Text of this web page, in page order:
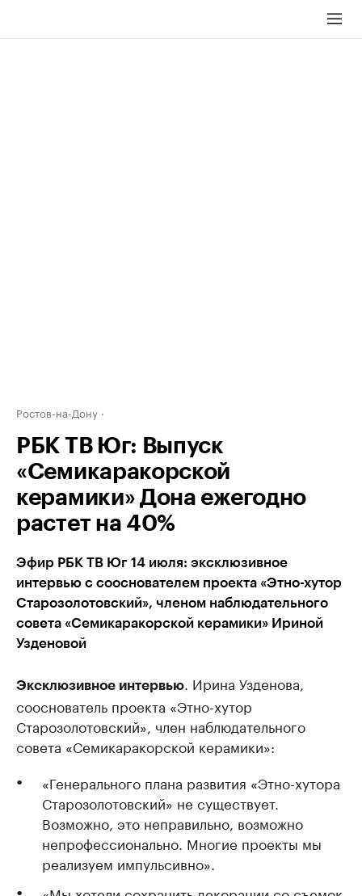
Ростов-на-Дону
РБК ТВ Юг: Выпуск
«Семикаракорской
керамики» Дона ежегодно
растет на 40%
Эфир РБК ТВ Юг 14 июля: эксклюзивное
интервью с сооснователем проекта «Этно-хутор
Старозолотовский», членом наблюдательного
совета «Семикаракорской керамики» Ириной
Узденовой
Эксклюзивное интервью
. Ирина Узденова,
сооснователь проекта «Этно-хутор
Старозолотовский», член наблюдательного
совета «Семикаракорской керамики»:
«Генерального плана развития «Этно-хутора
Старозолотовский» не существует.
Возможно, это неправильно, возможно
непрофессионально. Многие проекты мы
реализуем импульсивно».